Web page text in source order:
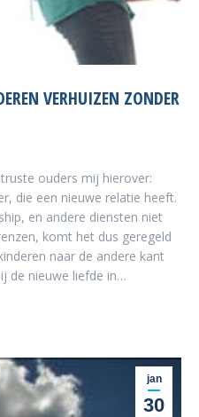
VERHUIZEN ZONDER
ouders mij hierover:
die een nieuwe relatie heeft.
en andere diensten niet
komt het dus geregeld
naar de andere kant
de nieuwe liefde in…
jan
30